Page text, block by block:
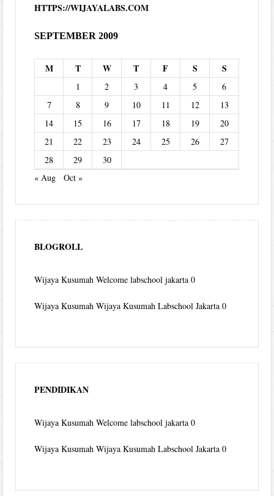
HTTPS://WIJAYALABS.COM
SEPTEMBER 2009
M T W T F S S
1 2 3 4 5
6
7
8 9 10 11 12
13
14
15 16 17 18 19
20
21
22 23 24 25 26
27
28
29
30
« Aug
Oct »
BLOGROLL
Wijaya Kusumah Welcome labschool jakarta 0
Wijaya Kusumah Wijaya Kusumah Labschool Jakarta 0
PENDIDIKAN
Wijaya Kusumah Welcome labschool jakarta 0
Wijaya Kusumah Wijaya Kusumah Labschool Jakarta 0